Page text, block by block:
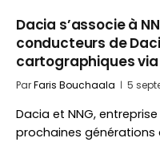
Dacia s’associe à
conducteurs de
cartographiques
ParFaris Bouchaala 5
Dacia et NNG,
prochaines